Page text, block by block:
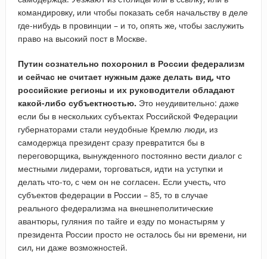
командировку, или чтобы показать себя начальству в деле
где-нибудь в провинции – и то, опять же, чтобы заслужить
право на высокий пост в Москве.
Путин сознательно похоронил в России федерализм
и сейчас не считает нужным даже делать вид, что
российские регионы и их руководители обладают
какой-либо субъектностью. Это неудивительно: даже
если бы в нескольких субъектах Российской Федерации
губернаторами стали неудобные Кремлю люди, из
самодержца президент сразу превратится бы в
переговорщика, вынужденного постоянно вести диалог с
местными лидерами, торговаться, идти на уступки и
делать что-то, с чем он не согласен. Если учесть, что
субъектов федерации в России – 85, то в случае
реального федерализма на внешнеполитические
авантюры, гуляния по тайге и езду по монастырям у
президента России просто не осталось бы ни времени, ни
сил, ни даже возможностей.